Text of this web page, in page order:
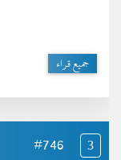
جميع قراء
3
#746